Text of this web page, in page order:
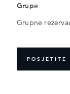
Grupe
Grupne
POSJETITE